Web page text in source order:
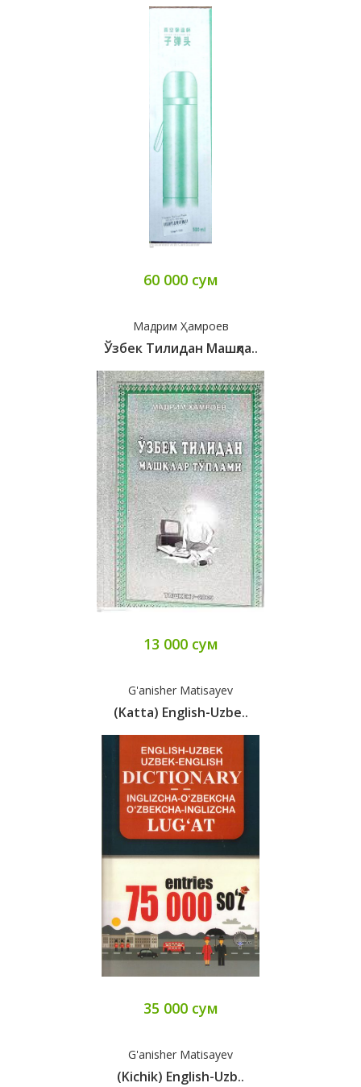
60 000 сум
Мадрим Ҳамроев
Ўзбек Тилидан Машқла..
13 000 сум
G'anisher Matisayev
(Katta) English-Uzbe..
35 000 сум
G'anisher Matisayev
(Kichik) English-Uzb..